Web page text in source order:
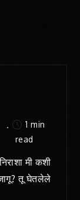
1 min
read
मी कशी
तू घेतलेले